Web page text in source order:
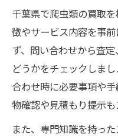
千葉県で爬虫類の買取
徴やサービス内容を事
ず、問い合わせから査
どうかをチェックしま
合わせ時に必要事項や
物確認や見積もり提示も
また、専門知識を持っ